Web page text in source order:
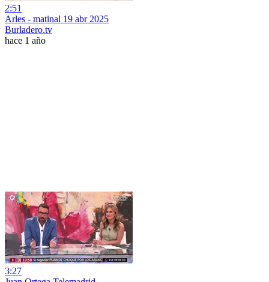
2:51
Arles - matinal 19 abr 2025
Burladero.tv
hace 1 año
3:27